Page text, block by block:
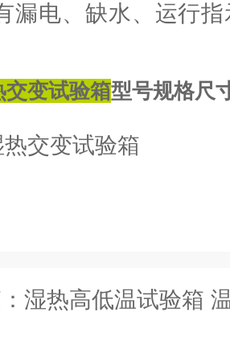
漏电、缺水、运行
交变试验箱型号规格尺
湿热高低温试验箱